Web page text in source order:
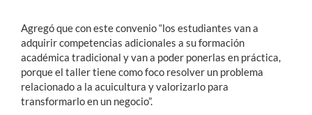
Agregó que con este convenio “los estudiantes van a
adquirir competencias adicionales a su formación
académica tradicional y van a poder ponerlas en práctica,
porque el taller tiene como foco resolver un problema
relacionado a la acuicultura y valorizarlo para
transformarlo en un negocio”.